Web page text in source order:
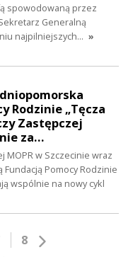
spowodowaną przez
Generalną
najpilniejszych… »
Rodzinie „Tęcza
Zastępczej
za…
MOPR w Szczecinie wraz
Pomocy Rodzinie
wspólnie na nowy cykl
8